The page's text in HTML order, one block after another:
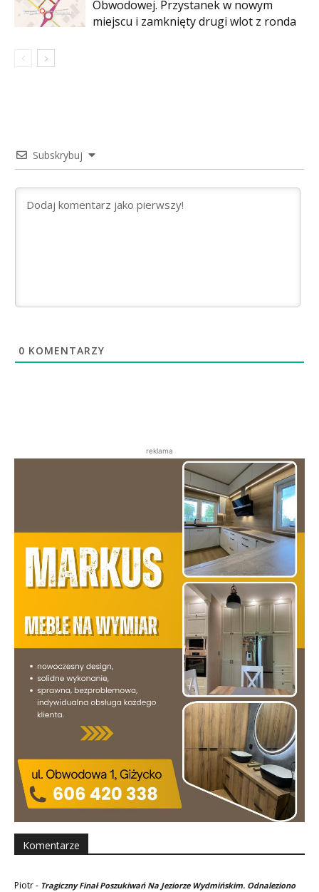
Obwodowej. Przystanek w nowym
miejscu i zamknięty drugi wlot z ronda
Subskrybuj
0 KOMENTARZY
reklama
Komentarze
Piotr- Tragiczny Finał Poszukiwań Na Jeziorze Wydmińskim. Odnaleziono